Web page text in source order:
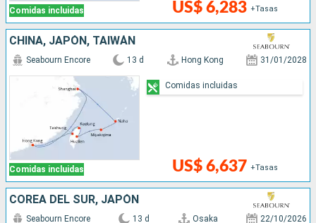
Comidas incluidas US$ 6,283 +Tasas
CHINA, JAPÓN, TAIWÁN
Comidas incluidas
Seabourn Encore 13 d Hong Kong 31/01/2028
US$ 6,637 +Tasas
Comidas incluidas
COREA DEL SUR, JAPÓN
Seabourn Encore 13 d Osaka 22/10/2026